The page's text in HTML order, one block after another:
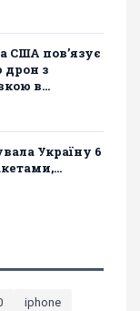
США пов’язує
дрон з
в...
Україну 6
iphone